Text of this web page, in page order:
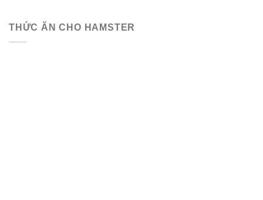
THỨC ĂN CHO HAMSTER